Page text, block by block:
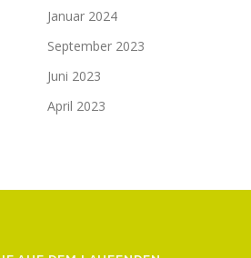
Januar 2024
September 2023
Juni 2023
April 2023